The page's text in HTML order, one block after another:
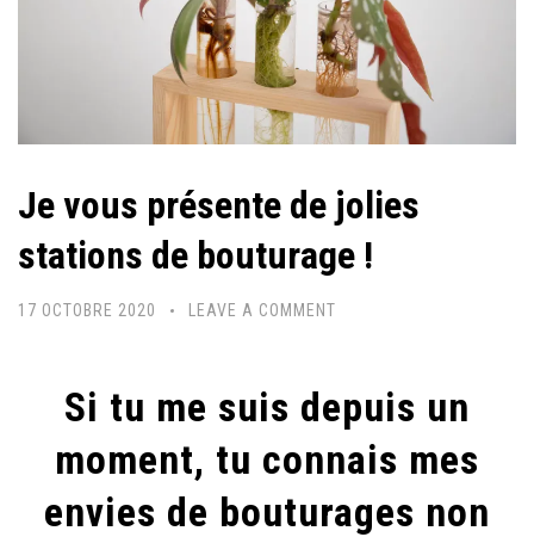
Je vous présente de jolies
stations de bouturage !
17 OCTOBRE 2020 LEAVE A COMMENT
Si tu me suis depuis un
moment, tu connais mes
envies de bouturages non